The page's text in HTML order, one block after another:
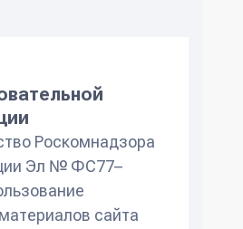
Роскомнадзора
Эл № ФС77–
сайта